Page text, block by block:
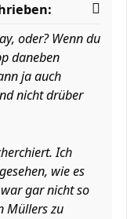
oder? Wenn du
daneben
ja auch
nicht drüber
Ich
wie es
gar nicht so
Müllers zu